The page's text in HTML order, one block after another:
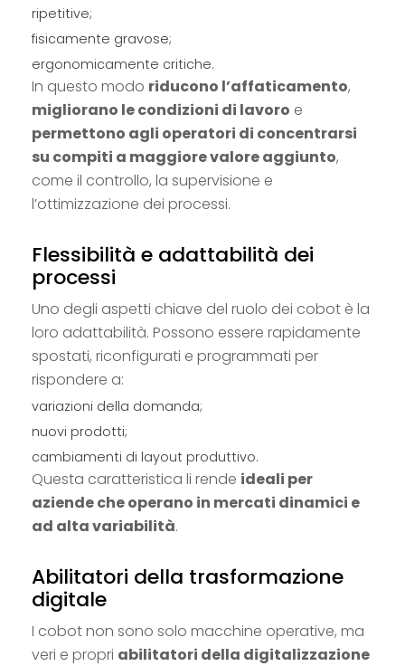
ripetitive;
fisicamente gravose;
ergonomicamente critiche.
In questo modo riducono l’affaticamento,
migliorano le condizioni di lavoro e
permettono agli operatori di concentrarsi
su compiti a maggiore valore aggiunto,
come il controllo, la supervisione e
l’ottimizzazione dei processi.
Flessibilità e adattabilità dei
processi
Uno degli aspetti chiave del ruolo dei cobot è la
loro adattabilità. Possono essere rapidamente
spostati, riconfigurati e programmati per
rispondere a:
variazioni della domanda;
nuovi prodotti;
cambiamenti di layout produttivo.
Questa caratteristica li rende ideali per
aziende che operano in mercati dinamici e
ad alta variabilità.
Abilitatori della trasformazione
digitale
I cobot non sono solo macchine operative, ma
veri e propri abilitatori della digitalizzazione